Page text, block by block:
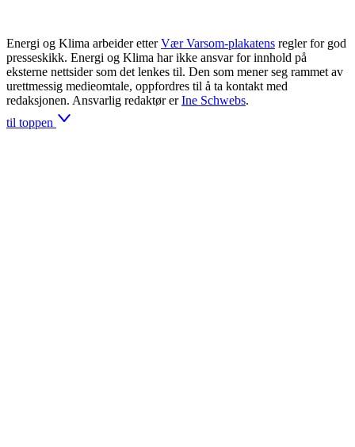
Energi og Klima arbeider etter Vær Varsom-plakatens regler for god
presseskikk. Energi og Klima har ikke ansvar for innhold på
eksterne nettsider som det lenkes til. Den som mener seg rammet av
urettmessig medieomtale, oppfordres til å ta kontakt med
redaksjonen. Ansvarlig redaktør er Ine Schwebs.
til toppen